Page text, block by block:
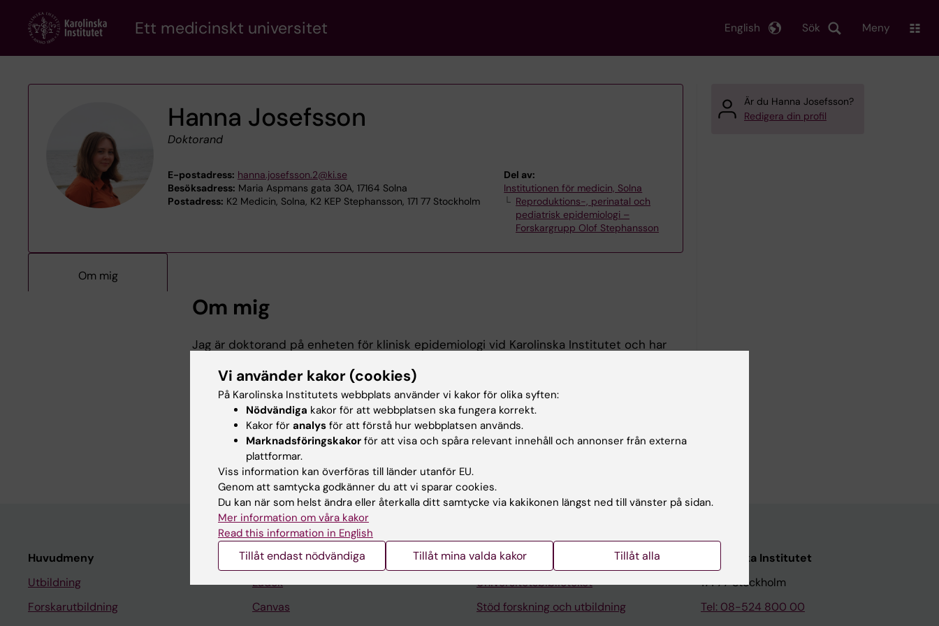
content
Ett medicinskt universitet Sök
English Meny
Hanna Josefsson
Doktorand
E-postadress: hanna.josefsson.2@ki.se
Besöksadress: Maria Aspmans gata 30A, 17164 Solna
Postadress: K2 Medicin, Solna, K2 KEP Stephansson, 171 77 Stockholm
Del av:
Institutionen för medicin, Solna
Reproduktions-, perinatal och
pediatrisk epidemiologi –
Forskargrupp Olof Stephansson
Om mig
Om mig
Jag är doktorand på enheten för klinisk epidemiologi vid Karolinska Institutet och har
doktorandprojekt berör vaccination under graviditet – med särskilt fokus på vaccin
mot influensa, kikhosta och RSV. Mer specifikt handlar projektet om vacciners
täckningsgrad och effektivitet liksom människors skepsis gentemot vaccin. Projektet är
"mixed-methods" och kombinerar nationella svenska registerdata med kvalitativa
intervjuer.
Är du Hanna Josefsson?
Redigera din profil
Huvudmeny
Utbildning
Forskarutbildning
Student
Ladok
Canvas
Kontakta och besök KI
Universitetsbiblioteket
Stöd forskning och utbildning
Karolinska Institutet
171 77 Stockholm
Tel: 08-524 800 00
Vi använder kakor (cookies)
På Karolinska Institutets webbplats använder vi kakor för olika syften:
Nödvändiga kakor för att webbplatsen ska fungera korrekt.
Kakor för analys för att förstå hur webbplatsen används.
Marknadsföringskakor för att visa och spåra relevant innehåll och annonser från externa
plattformar.
Viss information kan överföras till länder utanför EU.
Genom att samtycka godkänner du att vi sparar cookies.
Du kan när som helst ändra eller återkalla ditt samtycke via kakikonen längst ned till vänster på sidan.
Mer information om våra kakor
Read this information in English
Tillåt endast nödvändiga Tillåt mina valda kakor Tillåt alla